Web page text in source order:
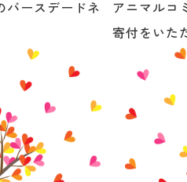
バースデードネ
アニマルコ
寄付をいた